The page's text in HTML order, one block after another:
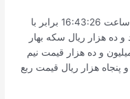
قیمت لحظه ای سکه امروز 2021/08/12 ساعت 16:43:26 برابر با
و ده هزار ریال سکه بهار
صد و ده میلیون و ده هزار قیمت نیم
و پنجاه هزار ریال قیمت ربع